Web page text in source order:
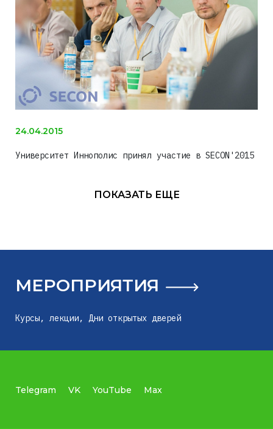
24.04.2015
Университет Иннополис принял участие в SECON'2015
ПОКАЗАТЬ ЕЩЕ
МЕРОПРИЯТИЯ
Курсы, лекции, Дни открытых дверей
Telegram VK YouTube Max